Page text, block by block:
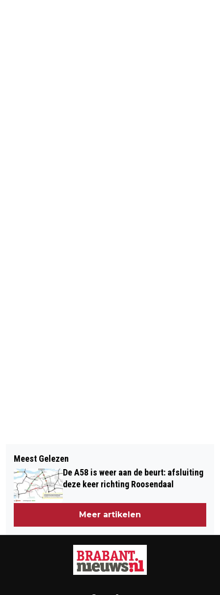
(WEERALARM) CODE GEEL VANWEGE
ONWEERSBUIEN IN BRABANT
EVOLUON IN SEPTEMBER WEER OPEN
ALS MUSEUM
Meest Gelezen
De A58 is weer aan de beurt: afsluiting
deze keer richting Roosendaal
Meer artikelen